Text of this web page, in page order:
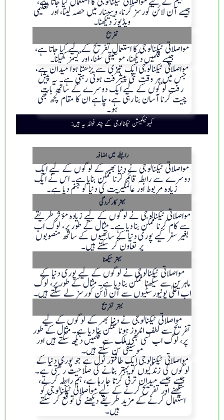
جیسے آن لائن کورسز کرنا، ویبینار میں حصہ لینا، اور تعلیمی
ویڈیوز دیکھنا۔
تفریح
مواصلاتی ٹیکنالوجی کا استعمال تفریح ​​کے لیے کیا جاتا ہے،
جیسے فلمیں دیکھنا، موسیقی سننا، اور گیمز کھیلنا۔
مواصلاتی ٹیکنالوجی ایک تیزی سے بڑھتا ہوا میدان ہے،
جس میں ہر وقت نئی پیشرفت ہوتی رہتی ہے۔ یہ پیش
رفت لوگوں کے لیے ایک دوسرے کے ساتھ بات
چیت کرنا آسان بنا رہی ہے، چاہے ان کا مقام کچھ بھی
ہو۔
کمیونیکیشن ٹیکنالوجی کے چند فوائد یہ ہیں:
رابطے میں اضافہ
مواصلاتی ٹیکنالوجی نے دنیا بھر کے لوگوں کے لیے ایک
دوسرے سے رابطہ قائم کرنا ممکن بنایا ہے۔ اس نے ایک
زیادہ مربوط اور عالمگیریت کی دنیا کو جنم دیا ہے۔
بہتر کارکردگی
مواصلاتی ٹیکنالوجی نے لوگوں کے لیے زیادہ مؤثر طریقے
سے کام کرنا ممکن بنا دیا ہے۔ مثال کے طور پر، لوگ اب
بغیر سفر کیے پوری دنیا کے ساتھیوں کے ساتھ منصوبوں
پر تعاون کر سکتے ہیں۔
بہتر سیکھنا
مواصلاتی ٹیکنالوجی نے لوگوں کے لیے پوری دنیا کے
ماہرین سے سیکھنا ممکن بنا دیا ہے۔ مثال کے طور پر، لوگ
اب اعلیٰ یونیورسٹیوں سے آن لائن کورسز لے سکتے ہیں۔
بہتر تفریح
مواصلاتی ٹیکنالوجی نے دنیا بھر کے لوگوں کے لیے
تفریح ​​سے لطف اندوز ہونا ممکن بنا دیا ہے۔ مثال کے طور
پر، لوگ اب کسی بھی ملک سے فلمیں دیکھ سکتے ہیں اور
موسیقی سن سکتے ہیں۔
مواصلاتی ٹیکنالوجی ایک طاقتور ٹول ہے جو پوری دنیا کے
لوگوں کی زندگیوں کو بہتر بنانے کی صلاحیت رکھتی ہے۔
جیسے جیسے میدان ترقی کرتا جا رہا ہے، ہم رابطہ کرنے،
سیکھنے اور تفریح ​​کرنے کے لیے مواصلاتی ٹیکنالوجی کو
استعمال کرنے کے مزید طریقے دیکھنے کی توقع کر سکتے
ہیں۔